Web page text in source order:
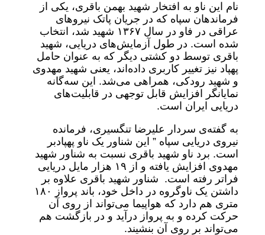
نام این ناو به افتخار شهید بهمن باقری، یکی از
فرماندهان سپاه که در جریان پاتک نیروهای
عراقی در فاو در سال ۱۳۶۷ شهید شد، انتخاب
شده است. در طول آزمایش‌های دریایی، شهید
باقری توسط دو کشتی دیگر که به عنوان حامل
پهپاد نیز تغییر کاربری داده‌اند، یعنی شهید مهدوی
و شهید رودکی، همراهی می‌شد. این سه‌گانه
نمایانگر افزایش قابل توجهی در قابلیت‌های
دریایی ایران است.
به گفته‌ی سردار علیرضا تنگسیری، فرمانده
نیروی دریایی سپاه ” این شناور یک ناو پهپادبر
است. برد ناو شهید باقری نسبت به شناور شهید
مهدوی افزایش یافته و از ۱۹ هزار مایل دریایی
فراتر رفته است. شناور شهید باقری علاوه بر
داشتن یک ناوگروه در داخل خود، باند پرواز ۱۸۰
متری هم دارد که هواپیما می‌تواند از روی آن
حرکت کرده و به پرواز درآید و در بازگشت هم
می‌تواند بر روی آن بنشیند.